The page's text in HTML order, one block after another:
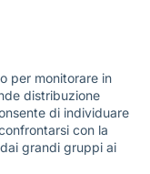
per monitorare in
distribuzione
di individuare
con la
grandi gruppi ai